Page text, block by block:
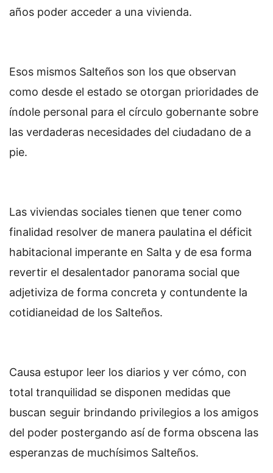
años poder acceder a una vivienda.
Esos mismos Salteños son los que observan
como desde el estado se otorgan prioridades de
índole personal para el círculo gobernante sobre
las verdaderas necesidades del ciudadano de a
pie.
Las viviendas sociales tienen que tener como
finalidad resolver de manera paulatina el déficit
habitacional imperante en Salta y de esa forma
revertir el desalentador panorama social que
adjetiviza de forma concreta y contundente la
cotidianeidad de los Salteños.
Causa estupor leer los diarios y ver cómo, con
total tranquilidad se disponen medidas que
buscan seguir brindando privilegios a los amigos
del poder postergando así de forma obscena las
esperanzas de muchísimos Salteños.